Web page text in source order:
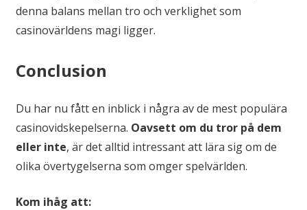
denna balans mellan tro och verklighet som
casinovärldens magi ligger.
Conclusion
Du har nu fått en inblick i några av de mest populära
casinovidskepelserna. Oavsett om du tror på dem
eller inte, är det alltid intressant att lära sig om de
olika övertygelserna som omger spelvärlden.
Kom ihåg att: